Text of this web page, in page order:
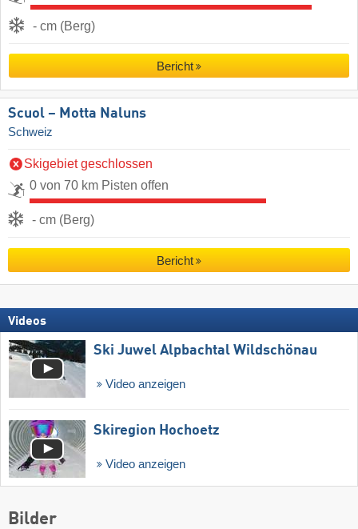
- cm (Berg)
Bericht
Scuol – Motta Naluns
Schweiz
Skigebiet geschlossen
0 von 70 km Pisten offen
- cm (Berg)
Bericht
Videos
Ski Juwel Alpbachtal Wildschönau
Video anzeigen
Skiregion Hochoetz
Video anzeigen
Bilder